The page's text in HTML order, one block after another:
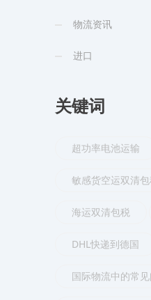
物流资讯
进口
关键词
超功率电池运输
敏感货空运双清包
海运双清包税
DHL快递到德国
国际物流中的常